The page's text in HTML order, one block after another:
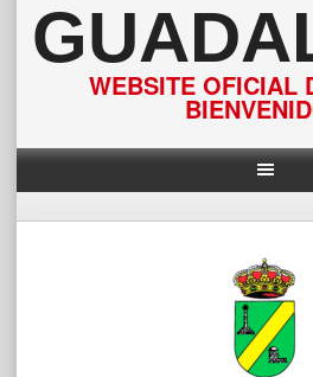
WEBSITE OFICIAL